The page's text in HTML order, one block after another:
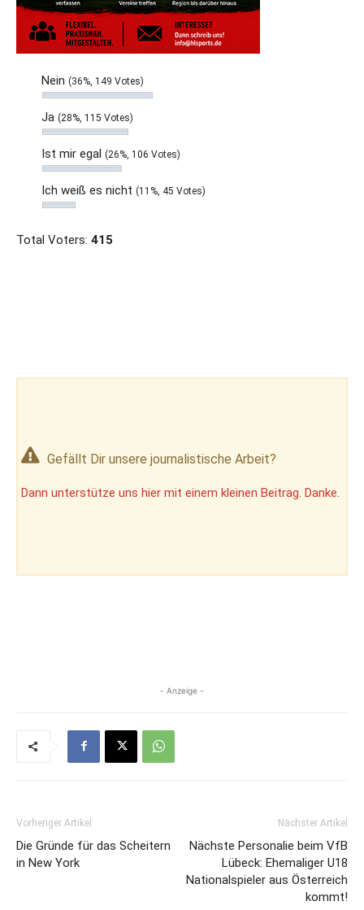
Nein (36%, 149 Votes)
Ja (28%, 115 Votes)
Ist mir egal (26%, 106 Votes)
Ich weiß es nicht (11%, 45 Votes)
Total Voters: 415
Gefällt Dir unsere journalistische Arbeit?
Dann unterstütze uns hier mit einem kleinen Beitrag. Danke.
- Anzeige -
Vorheriger Artikel
Die Gründe für das Scheitern
in New York
Nächster Artikel
Nächste Personalie beim VfB
Lübeck: Ehemaliger U18
Nationalspieler aus Österreich
kommt!